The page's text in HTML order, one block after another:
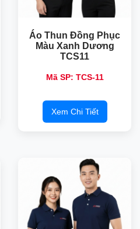
Áo Thun Đồng Phục
Màu Xanh Dương
TCS11
Mã SP: TCS-11
Xem Chi Tiết